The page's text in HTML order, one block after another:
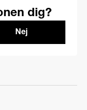
dig?
Nej